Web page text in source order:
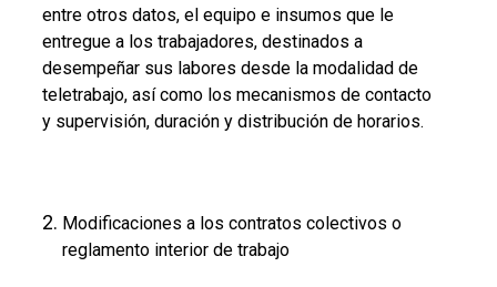
entre otros datos, el equipo e insumos que le
entregue a los trabajadores, destinados a
desempeñar sus labores desde la modalidad de
teletrabajo, así como los mecanismos de contacto
y supervisión, duración y distribución de horarios.
Modificaciones a los contratos colectivos o
reglamento interior de trabajo